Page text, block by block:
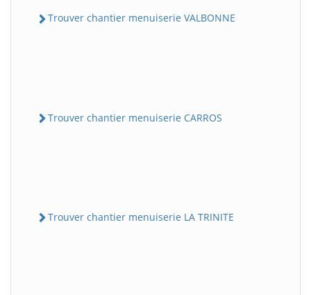
Trouver chantier menuiserie VALBONNE
Trouver chantier menuiserie CARROS
Trouver chantier menuiserie LA TRINITE